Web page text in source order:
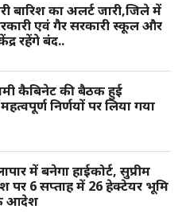
बारिश का अलर्ट जारी,जिले में
एवं गैर सरकारी स्कूल और
रहेंगे बंद..
कैबिनेट की बैठक हुई
निर्णयों पर लिया गया
में बनेगा हाईकोर्ट, सुप्रीम
पर 6 सप्ताह में 26 हेक्टेयर भूमि
आदेश